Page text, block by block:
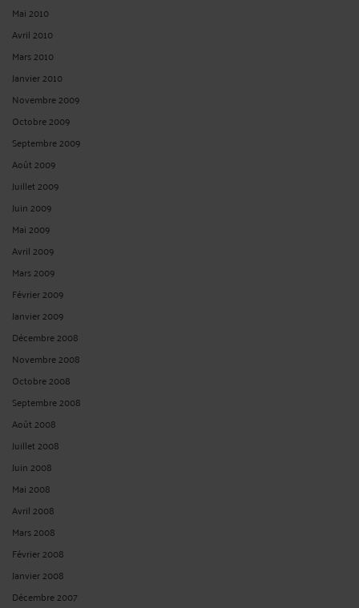
Mai 2010
Avril 2010
Mars 2010
Janvier 2010
Novembre 2009
Octobre 2009
Septembre 2009
Août 2009
Juillet 2009
Juin 2009
Mai 2009
Avril 2009
Mars 2009
Février 2009
Janvier 2009
Décembre 2008
Novembre 2008
Octobre 2008
Septembre 2008
Août 2008
Juillet 2008
Juin 2008
Mai 2008
Avril 2008
Mars 2008
Février 2008
Janvier 2008
Décembre 2007